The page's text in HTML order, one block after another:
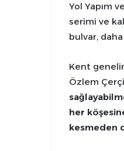
Yol Yapım
serimi ve
bulvar,
Kent
Özlem
her
kesmeden